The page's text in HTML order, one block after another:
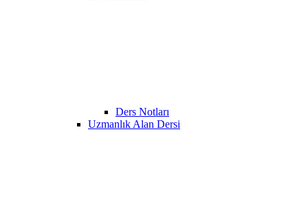
Ders Notları
Uzmanlık Alan Dersi